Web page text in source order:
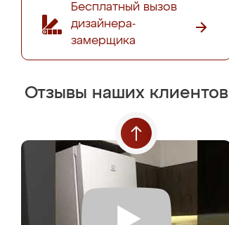
Бесплатный вызов
дизайнера-
замерщика
Отзывы наших клиентов